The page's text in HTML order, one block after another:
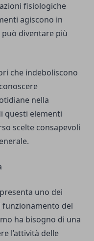
fisiologiche
agiscono in
diventare più
che indeboliscono
nella
questi elementi
scelte consapevoli
uno dei
del
ha bisogno di una
l’attività delle